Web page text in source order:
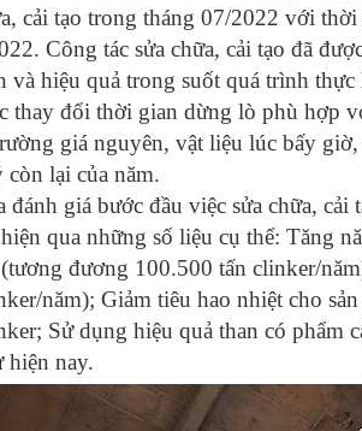
cải tạo trong tháng 07/2022 với
Công tác sửa chữa, cải tạo đã
và hiệu quả trong suốt quá trình thực
thay đổi thời gian dừng lò phù hợp
giá nguyên, vật liệu lúc bấy
còn lại của năm.
đánh giá bước đầu việc sửa chữa,
qua những số liệu cụ thể: Tăng
đương 100.500 tấn clinker/
năm); Giảm tiêu hao nhiệt cho
Sử dụng hiệu quả than có phẩm
hiện nay.